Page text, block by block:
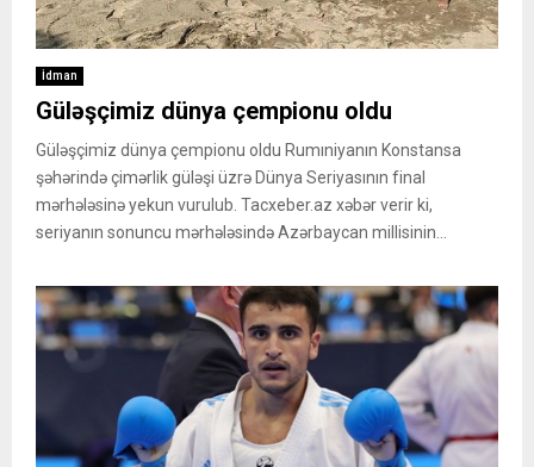
İdman
Güləşçimiz dünya çempionu oldu
Güləşçimiz dünya çempionu oldu Rumıniyanın Konstansa
şəhərində çimərlik güləşi üzrə Dünya Seriyasının final
mərhələsinə yekun vurulub. Tacxeber.az xəbər verir ki,
seriyanın sonuncu mərhələsində Azərbaycan millisinin...